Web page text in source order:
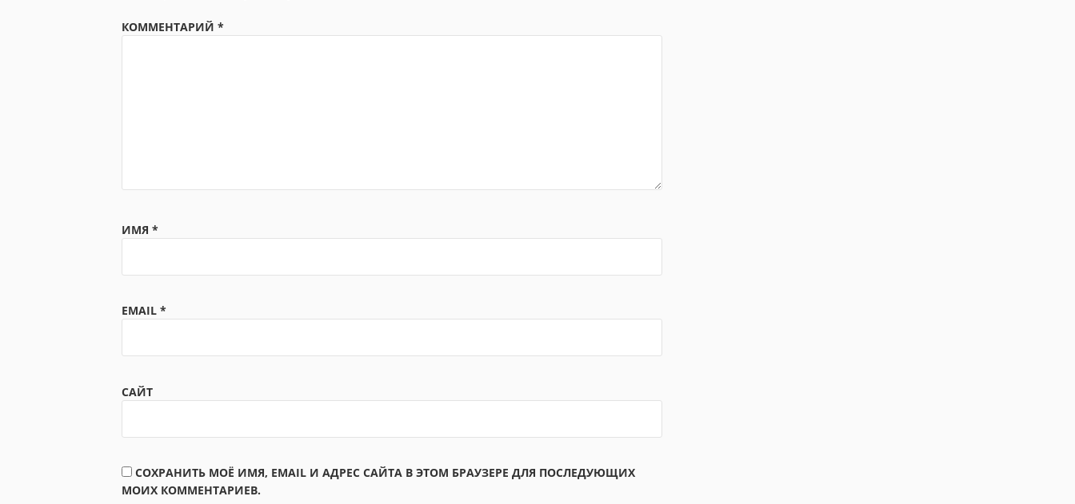
КОММЕНТАРИЙ *
ИМЯ *
EMAIL *
САЙТ
СОХРАНИТЬ МОЁ ИМЯ, EMAIL И АДРЕС САЙТА В ЭТОМ БРАУЗЕРЕ ДЛЯ ПОСЛЕДУЮЩИХ
МОИХ КОММЕНТАРИЕВ.